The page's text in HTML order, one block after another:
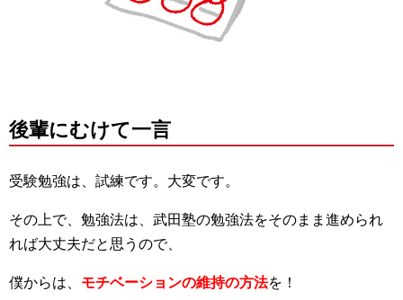
後輩にむけて一言
受験勉強は、試練です。大変です。
その上で、勉強法は、武田塾の勉強法をそのまま進められ
れば大丈夫だと思うので、
僕からは、 モチベーションの維持の方法を！